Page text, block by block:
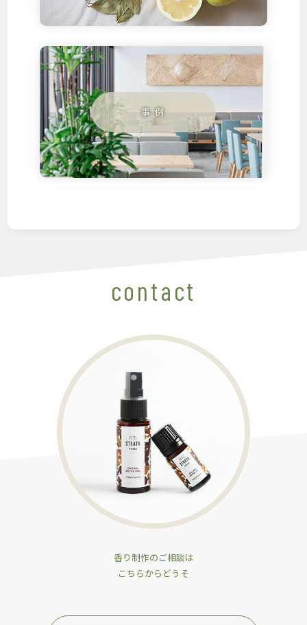
contact
香り制作のご相談は
こちらからどうそ